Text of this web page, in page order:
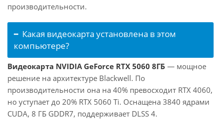
производительности.
Какая видеокарта установлена в этом
компьютере?
Видеокарта NVIDIA GeForce RTX 5060 8ГБ — мощное
решение на архитектуре Blackwell. По
производительности она на 40% превосходит RTX 4060,
но уступает до 20% RTX 5060 Ti. Оснащена 3840 ядрами
CUDA, 8 ГБ GDDR7, поддерживает DLSS 4.